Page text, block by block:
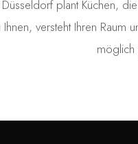
plant Küchen,
versteht Ihren Raum
möglich